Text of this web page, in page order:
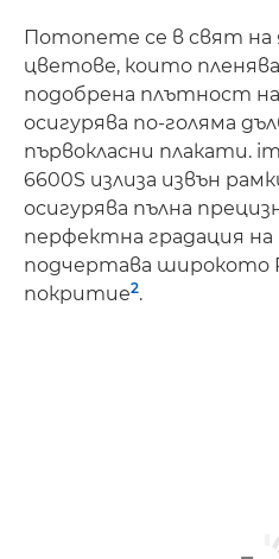
Потопете се в свят на
цветове, които
подобрена плътност
осигурява по-голяма
първокласни плакати.
6600S излиза извън
осигурява пълна
перфектна градация
подчертава широкото
покритие2.